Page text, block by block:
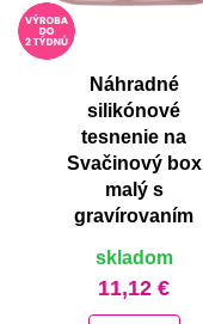
Náhradné
silikónové
tesnenie na
Svačinový box
malý s
gravírovaním
skladom
11,12 €